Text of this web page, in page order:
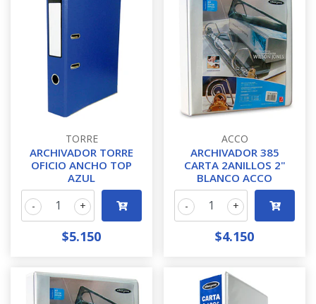
TORRE
ARCHIVADOR TORRE
OFICIO ANCHO TOP
AZUL
+
-
$5.150
ACCO
ARCHIVADOR 385
CARTA 2ANILLOS 2"
BLANCO ACCO
+
-
$4.150